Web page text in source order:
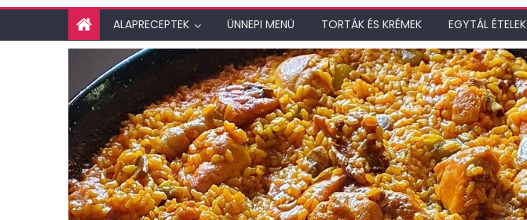
ALAPRECEPTEK ÜNNEPI MENÜ TORTÁK ÉS KRÉMEK EGYTÁL ÉTELEK